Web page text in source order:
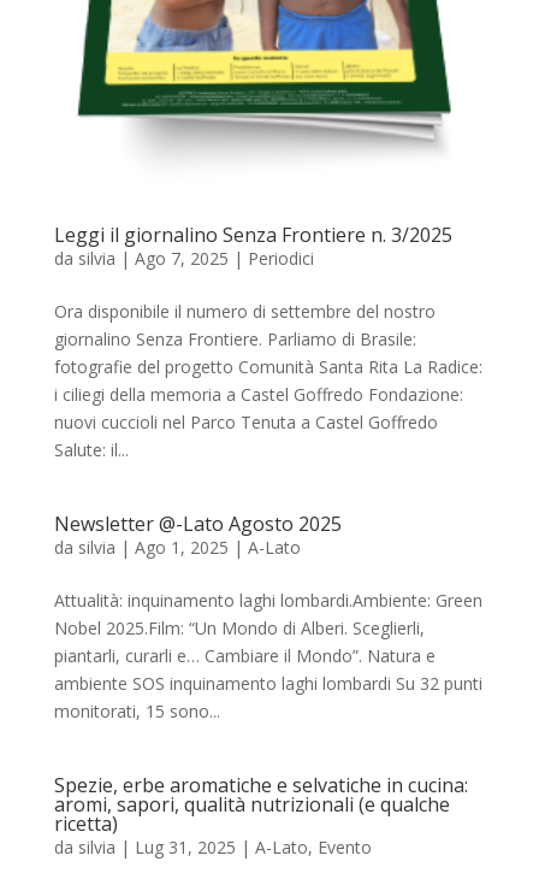
Leggi il giornalino Senza Frontiere n. 3/2025
da silvia | Ago 7, 2025 | Periodici
Ora disponibile il numero di settembre del nostro
giornalino Senza Frontiere. Parliamo di Brasile:
fotografie del progetto Comunità Santa Rita La Radice:
i ciliegi della memoria a Castel Goffredo Fondazione:
nuovi cuccioli nel Parco Tenuta a Castel Goffredo
Salute: il...
Newsletter @-Lato Agosto 2025
da silvia | Ago 1, 2025 | A-Lato
Attualità: inquinamento laghi lombardi.Ambiente: Green
Nobel 2025.Film: “Un Mondo di Alberi. Sceglierli,
piantarli, curarli e… Cambiare il Mondo”. Natura e
ambiente SOS inquinamento laghi lombardi Su 32 punti
monitorati, 15 sono...
Spezie, erbe aromatiche e selvatiche in cucina:
aromi, sapori, qualità nutrizionali (e qualche
ricetta)
da silvia | Lug 31, 2025 | A-Lato, Evento